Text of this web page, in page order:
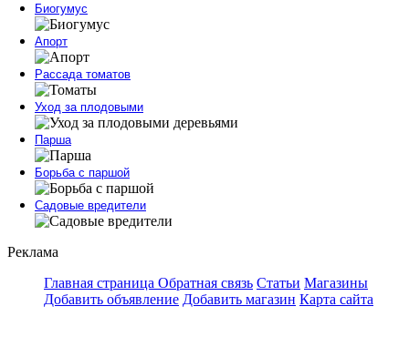
Биогумус
Апорт
Рассада томатов
Уход за плодовыми
Парша
Борьба с паршой
Садовые вредители
Реклама
Главная страница Обратная связь Статьи Магазины
Добавить объявление Добавить магазин Карта сайта